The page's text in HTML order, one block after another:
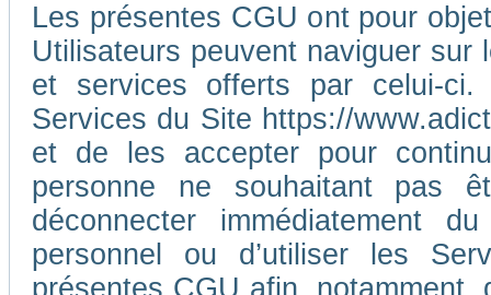
Les présentes CGU ont pour
Utilisateurs peuvent naviguer
et services offerts par celui-ci.
Services du Site https://
et de les accepter pour
personne ne souhaitant pas
déconnecter immédiatement
personnel ou d’utiliser les
présentes CGU afin,